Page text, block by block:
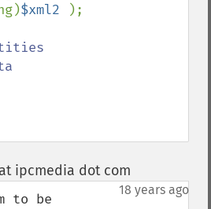
$xml2
ipcmedia dot com
18 years ago
to be